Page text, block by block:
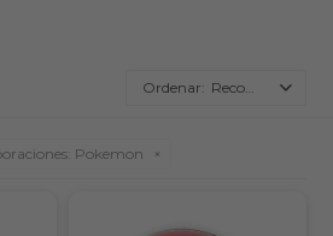
Recomendados
Pokemon